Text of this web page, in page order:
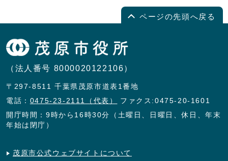
ページの先頭へ戻る
（法人番号 8000020122106）
〒297-8511 千葉県茂原市道表1番地
電話： 0475-23-2111（代表）
ファクス:0475-20-1601
開庁時間：9時から16時30分（土曜日、日曜日、休日、年末
年始は閉庁）
茂原市公式ウェブサイトについて